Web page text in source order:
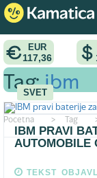
EUR
117,36
Pocetna > Tag
Tag:ibm
SVET
IBM PRAVI
AUTOMOBILE
TEKST